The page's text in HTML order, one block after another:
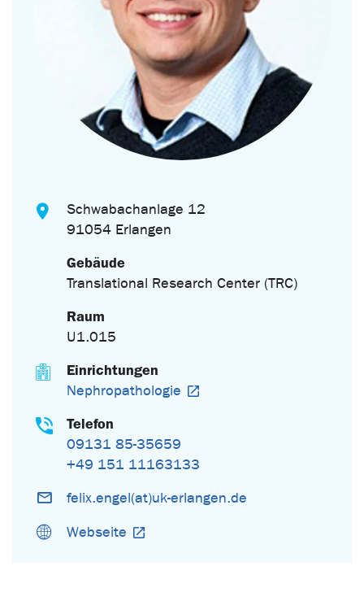
Schwabachanlage 12
91054 Erlangen
Gebäude
Translational Research Center (TRC)
Raum
U1.015
Einrichtungen
Nephropathologie
Telefon
09131 85-35659
+49 151 11163133
felix.engel(at)uk-erlangen.de
Webseite